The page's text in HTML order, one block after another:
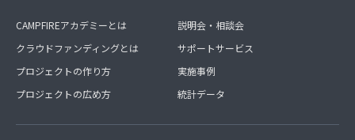
CAMPFIREアカデミーとは
クラウドファンディングとは
プロジェクトの作り方
プロジェクトの広め方
説明会・相談会
サポートサービス
実施事例
統計データ